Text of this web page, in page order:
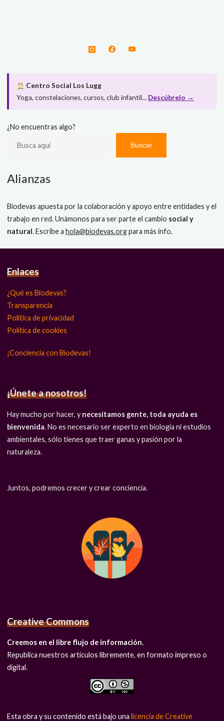
Centro Social Los Lugg
Yoga, constelaciones, cursos, club infantil... Descúbrelo →
¿No encuentras algo?
Buscar
Alianzas
Biodevas apuesta por la colaboración y apoyo entre entidades y el
trabajo en red. Unámonos para ser parte el cambio social y
natural. Escribe ahola@biodevas.orgpara más info.
Enlaces
¿Qué es Biodevas?
Transparencia
Política de privacidad
Política de cookies
¡Conciencia con Biodevas!
¡Únete a nosotros!
Hay mucho por hacer, y necesitamos gente, toda ayuda es
bienvenida. No es necesario ser experto en biología ni estudios
ambientales, sólo tienes que traer ganas y pasión por la
naturaleza.
Juntos, podremos crecer y crear conciencia.
Creative Commons
Creemos en el libre flujo de información.
Republica nuestros artículos libremente, en formato impreso o
digital.
Esta obra y su contenido está bajo unalicencia de Creative